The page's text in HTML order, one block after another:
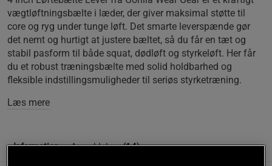
vægtløftningsbælte i læder, der giver maksimal støtte til
core og ryg under tunge løft. Det smarte leverspænde gør
det nemt og hurtigt at justere bæltet, så du får en tæt og
stabil pasform til både squat, dødløft og styrkeløft. Her får
du et robust træningsbælte med solid holdbarhed og
fleksible indstillingsmuligheder til seriøs styrketræning.
Læs mere
Information Anmeldelser(14)